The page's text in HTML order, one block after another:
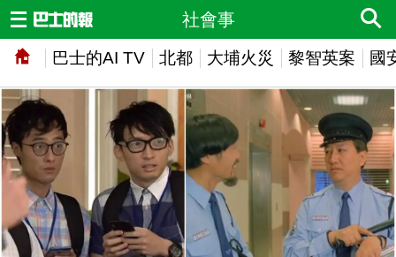
巴士的AI TV 北都 大埔火災 黎智英案 國
社會事